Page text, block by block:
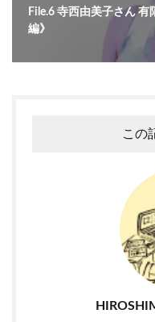
File.6 寺西由美子さん
編》
この